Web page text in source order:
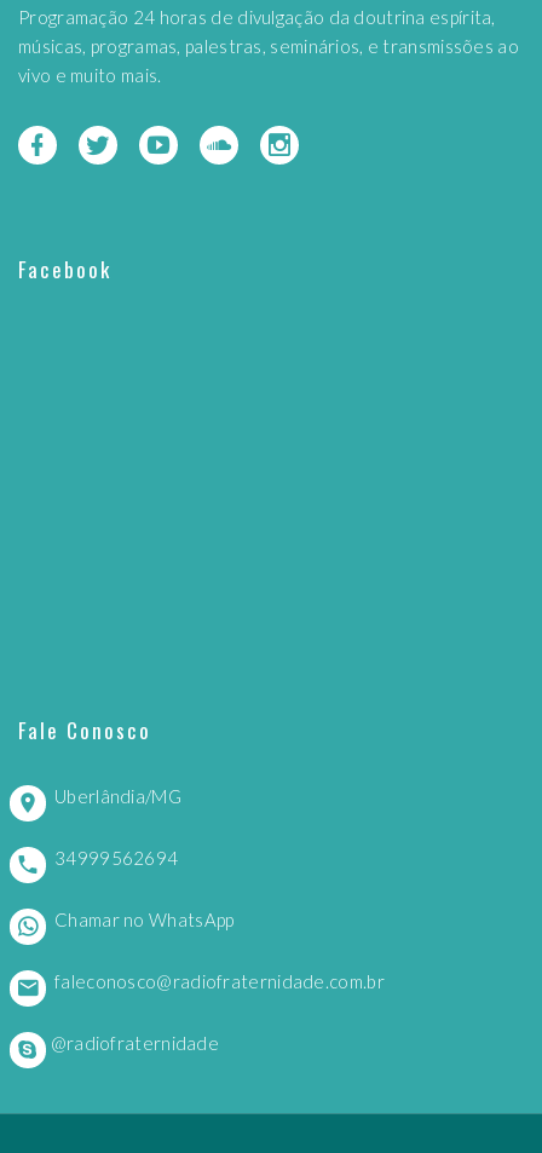
Programação 24 horas de divulgação da doutrina espírita,
músicas, programas, palestras, seminários, e transmissões ao
vivo e muito mais.
Facebook
Fale Conosco
Uberlândia/MG
34999562694
Chamar no WhatsApp
faleconosco@radiofraternidade.com.br
@radiofraternidade